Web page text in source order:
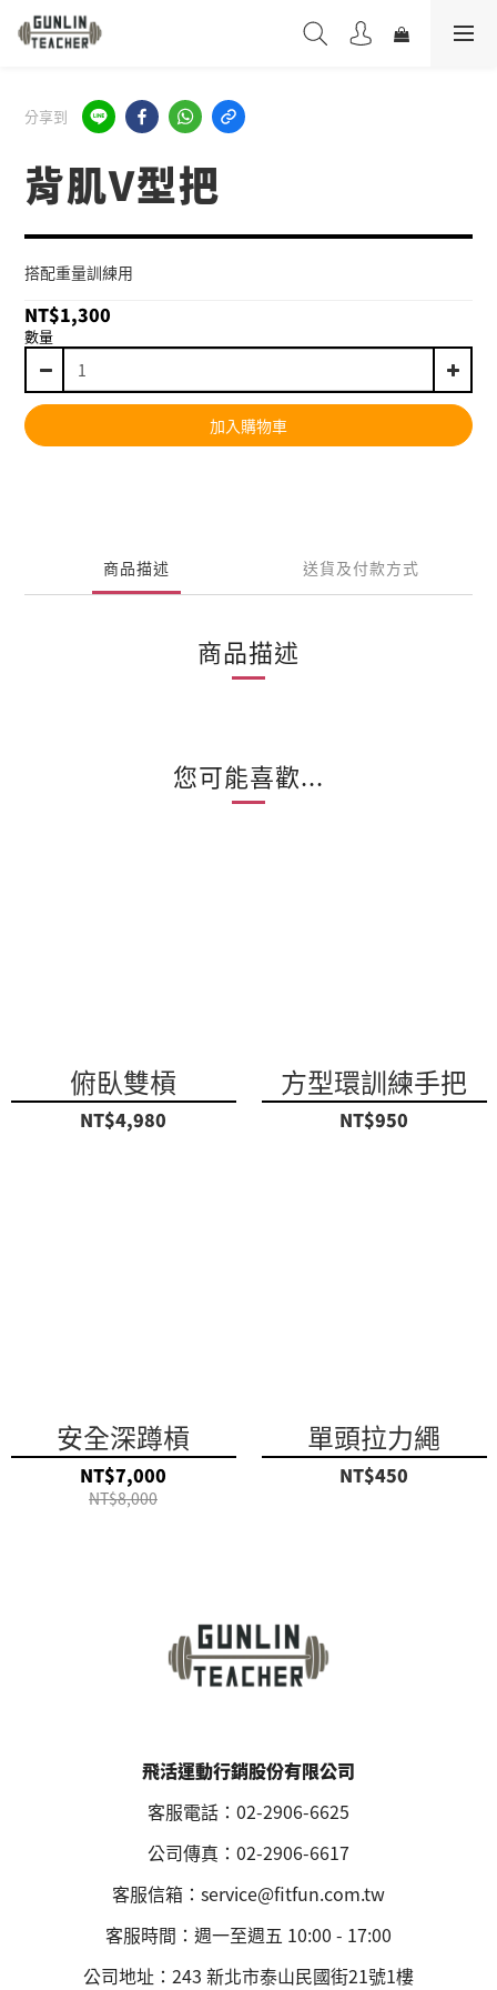
分享到
背肌V型把
搭配重量訓練用
NT$1,300
數量
加入購物車
商品描述 送貨及付款方式
商品描述
您可能喜歡...
俯臥雙槓
NT$4,980
方型環訓練手把
NT$950
安全深蹲槓
NT$7,000
NT$8,000
單頭拉力繩
NT$450
飛活運動行銷股份有限公司
客服電話：02-2906-6625
公司傳真：02-2906-6617
客服信箱：service@fitfun.com.tw
客服時間：週一至週五 10:00 - 17:00
公司地址：243 新北市泰山民國街21號1樓